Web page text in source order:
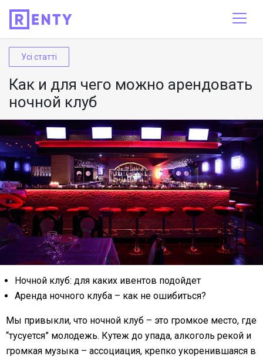
Усі статті
Как и для чего можно арендовать
ночной клуб
Ночной клуб: для каких ивентов подойдет
Аренда ночного клуба – как не ошибиться?
Мы привыкли, что ночной клуб – это громкое место, где
“тусуется” молодежь. Кутеж до упада, алкоголь рекой и
громкая музыка – ассоциация, крепко укоренившаяся в